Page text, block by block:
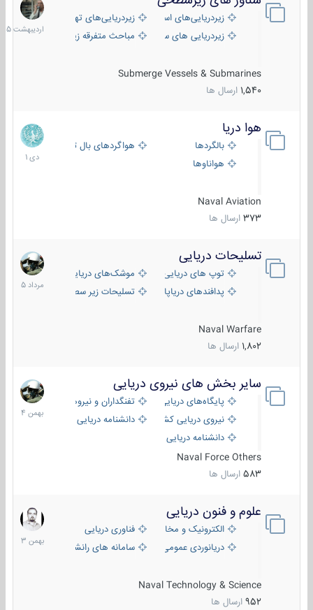
زیردریایی‌های استراتژیکزیردریایی‌های تهاجمی
زیردریایی های سبک
مباحث متفرقه زیرسطحی
Submerge Vessels & Submarines
1,540 ارسال ها
1405
هوا دریا
بالگردها
هواگردهای بال ثابت
هواناوها
Naval Aviation
373 ارسال ها
12
دی
1401
تسلیحات دریایی
توپ های دریایی
موشک‌های دریایی
پدافندهای دریاپایه
تسلیحات زیر سطحی
Naval Warfare
1,802 ارسال ها
2
مرداد
1405
سایر بخش های نیروی دریایی
پایگاه‌های دریایی
تفنگداران و نیروهای ویژه‌ی دریایی
نیروی دریایی کشورهای مختلفدانشنامه دریایی
دانشنامه دریایی کپی
Naval Force Others
583 ارسال ها
22
بهمن
1404
علوم و فنون دریایی
الکترونیک و مخابرات دریاییفناوری دریایی
دریانوردی عمومی
سامانه های رانشی دریایی
Naval Technology & Science
952 ارسال ها
6
بهمن
1403